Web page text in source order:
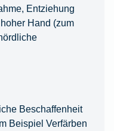
Entziehung
Hand (zum
Beschaffenheit
Beispiel Verfärben